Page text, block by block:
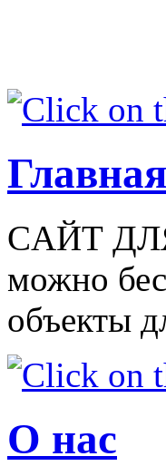
Главная
CАЙТ
можно
объекты
О нас